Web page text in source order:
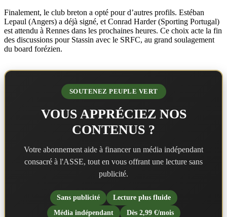
Finalement, le club breton a opté pour d’autres profils. Estéban
Lepaul (Angers) a déjà signé, et Conrad Harder (Sporting Portugal)
est attendu à Rennes dans les prochaines heures. Ce choix acte la fin
des discussions pour Stassin avec le SRFC, au grand soulagement
du board forézien.
SOUTENEZ PEUPLE VERT
VOUS APPRÉCIEZ NOS
CONTENUS ?
Votre abonnement aide à financer un média indépendant
consacré à l'ASSE, tout en vous offrant une lecture sans
publicité.
Sans publicité
Lecture plus fluide
Média indépendant
Dès 2,99 €/mois